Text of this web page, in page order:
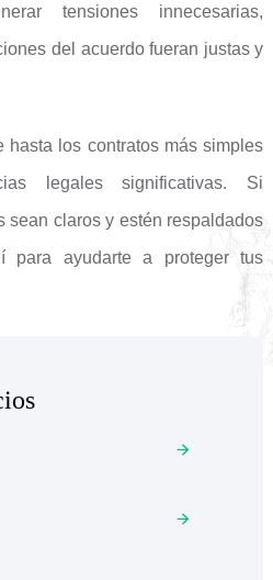
tensiones innecesarias,
del acuerdo fueran justas y
hasta los contratos más simples
legales significativas. Si
sean claros y estén respaldados
para ayudarte a proteger tus